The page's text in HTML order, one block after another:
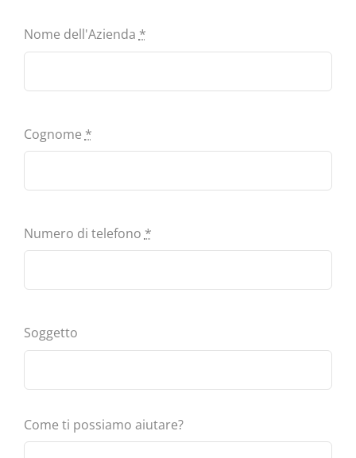
Nome dell'Azienda *
Cognome *
Numero di telefono *
Soggetto
Come ti possiamo aiutare?